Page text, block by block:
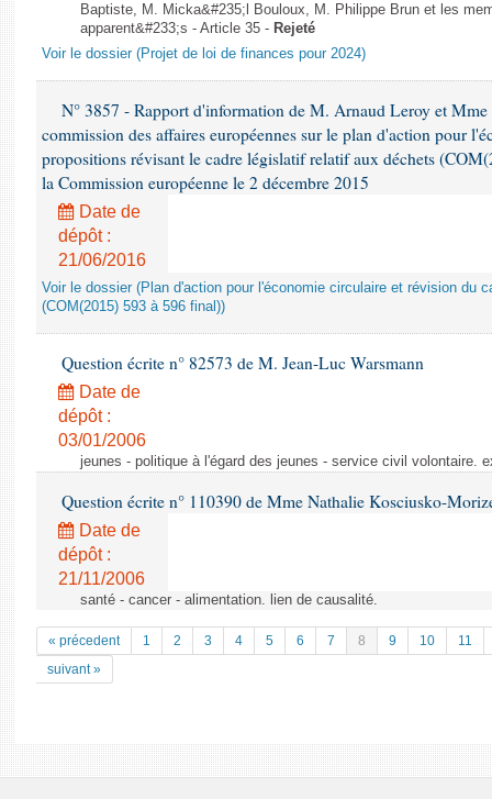
Baptiste, M. Micka&#235;l Bouloux, M. Philippe Brun et les
apparent&#233;s - Article 35 - Rejeté
Voir le dossier (Projet de loi de finances pour 2024)
N° 3857 - Rapport d'information de M. Arnaud Leroy et Mme
commission des affaires européennes sur le plan d'action pour
propositions révisant le cadre législatif relatif aux déchets
la Commission européenne le 2 décembre 2015
Date de
dépôt :
21/06/2016
Voir le dossier (Plan d'action pour l'économie circulaire et révision du
(COM(2015) 593 à 596 final))
Question écrite n° 82573 de M. Jean-Luc Warsmann
Date de
dépôt :
03/01/2006
jeunes - politique à l'égard des jeunes - service civil volontaire.
Question écrite n° 110390 de Mme Nathalie Kosciusko-
Date de
dépôt :
21/11/2006
santé - cancer - alimentation. lien de causalité.
« précedent 1 2 3 4 5 6 7 8 9 10
11
suivant »